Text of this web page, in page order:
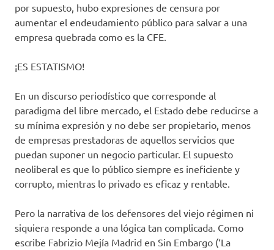
por supuesto, hubo expresiones de censura por
aumentar el endeudamiento público para salvar a una
empresa quebrada como es la CFE.
¡ES ESTATISMO!
En un discurso periodístico que corresponde al
paradigma del libre mercado, el Estado debe reducirse a
su mínima expresión y no debe ser propietario, menos
de empresas prestadoras de aquellos servicios que
puedan suponer un negocio particular. El supuesto
neoliberal es que lo público siempre es ineficiente y
corrupto, mientras lo privado es eficaz y rentable.
Pero la narrativa de los defensores del viejo régimen ni
siquiera responde a una lógica tan complicada. Como
escribe Fabrizio Mejía Madrid en Sin Embargo (‘La